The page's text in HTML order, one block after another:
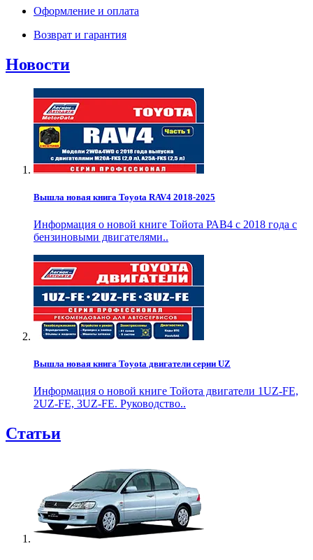
Оформление и оплата
Возврат и гарантия
Новости
Вышла новая книга Toyota RAV4 2018-2025
Информация о новой книге Тойота РАВ4 с 2018 года с
бензиновыми двигателями..
Вышла новая книга Toyota двигатели серии UZ
Информация о новой книге Тойота двигатели 1UZ-FE,
2UZ-FE, 3UZ-FE. Руководство..
Статьи